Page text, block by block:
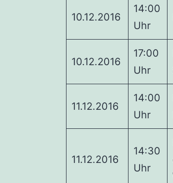
10.12.2016
14:00
Uhr
10.12.2016
17:00
Uhr
11.12.2016
14:00
Uhr
11.12.2016
14:30
Uhr